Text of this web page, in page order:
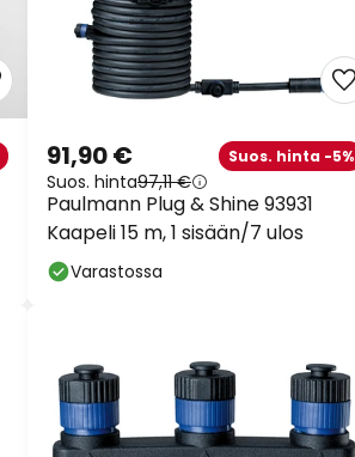
Paulmann Plug & Shine 93931
Kaapeli 15 m, 1 sisään/7 ulos
91,90 € Suos. hinta -5%
Suos. hinta97,11 €
Varastossa